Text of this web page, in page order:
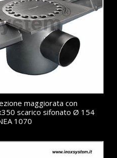
maggiorata con
scarico sifonato Ø 154
1070